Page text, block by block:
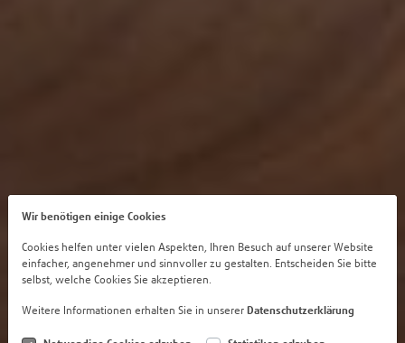
Wir benötigen einige Cookies
Cookies helfen unter vielen Aspekten, Ihren Besuch auf unserer Website
einfacher, angenehmer und sinnvoller zu gestalten. Entscheiden Sie bitte
selbst, welche Cookies Sie akzeptieren.
Weitere Informationen erhalten Sie in unserer Datenschutzerklärung